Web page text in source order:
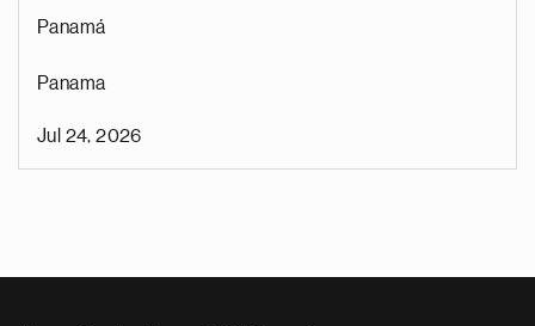
Panamá
Panama
Jul 24, 2026